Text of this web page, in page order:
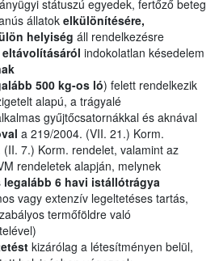
státuszú egyedek, fertőző beteg
állatok elkülönítésére,
helyiség áll rendelkezésre
indokolatlan késedelem
500 kg-os ló) felett rendelkezik
alapú, a trágyalé
gyűjtőcsatornákkal és aknával
a 219/2004. (VII. 21.) Korm.
7.) Korm. rendelet, valamint az
rendeletek alapján, melynek
legalább 6 havi istállótrágya
vagy extenzív legeltetéses tartás,
termőföldre való
kizárólag a létesítményen belül,